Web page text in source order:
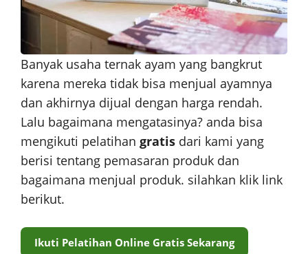
Banyak usaha ternak ayam yang bangkrut
karena mereka tidak bisa menjual ayamnya
dan akhirnya dijual dengan harga rendah.
Lalu bagaimana mengatasinya? anda bisa
mengikuti pelatihan gratis dari kami yang
berisi tentang pemasaran produk dan
bagaimana menjual produk. silahkan klik link
berikut.
Ikuti Pelatihan Online Gratis Sekarang